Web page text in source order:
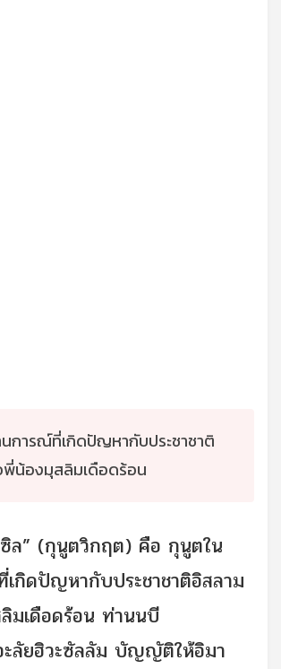
การณ์ที่เกิดปัญหากับประชาชาติ
พี่น้องมุสลิมเดือดร้อน
ล” (กุนูตวิกฤต) คือ กุนูตใน
กิดปัญหากับประชาชาติอิสลาม
มเดือดร้อน ท่านนบี
ะลัยฮิวะซัลลัม บัญญัติให้อิมา